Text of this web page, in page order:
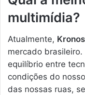
multimídia?
Atualmente,
mercado
equilíbrio entre
condições do
das nossas ruas,